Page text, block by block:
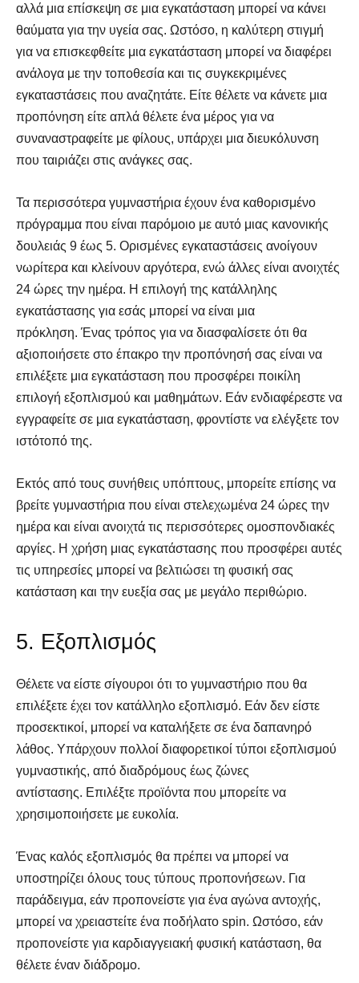
αλλά μια επίσκεψη σε μια εγκατάσταση μπορεί να κάνει
θαύματα για την υγεία σας. Ωστόσο, η καλύτερη στιγμή
για να επισκεφθείτε μια εγκατάσταση μπορεί να διαφέρει
ανάλογα με την τοποθεσία και τις συγκεκριμένες
εγκαταστάσεις που αναζητάτε. Είτε θέλετε να κάνετε μια
προπόνηση είτε απλά θέλετε ένα μέρος για να
συναναστραφείτε με φίλους, υπάρχει μια διευκόλυνση
που ταιριάζει στις ανάγκες σας.
Τα περισσότερα γυμναστήρια έχουν ένα καθορισμένο
πρόγραμμα που είναι παρόμοιο με αυτό μιας κανονικής
δουλειάς 9 έως 5. Ορισμένες εγκαταστάσεις ανοίγουν
νωρίτερα και κλείνουν αργότερα, ενώ άλλες είναι ανοιχτές
24 ώρες την ημέρα. Η επιλογή της κατάλληλης
εγκατάστασης για εσάς μπορεί να είναι μια
πρόκληση. Ένας τρόπος για να διασφαλίσετε ότι θα
αξιοποιήσετε στο έπακρο την προπόνησή σας είναι να
επιλέξετε μια εγκατάσταση που προσφέρει ποικίλη
επιλογή εξοπλισμού και μαθημάτων. Εάν ενδιαφέρεστε να
εγγραφείτε σε μια εγκατάσταση, φροντίστε να ελέγξετε τον
ιστότοπό της.
Εκτός από τους συνήθεις υπόπτους, μπορείτε επίσης να
βρείτε γυμναστήρια που είναι στελεχωμένα 24 ώρες την
ημέρα και είναι ανοιχτά τις περισσότερες ομοσπονδιακές
αργίες. Η χρήση μιας εγκατάστασης που προσφέρει αυτές
τις υπηρεσίες μπορεί να βελτιώσει τη φυσική σας
κατάσταση και την ευεξία σας με μεγάλο περιθώριο.
5. Εξοπλισμός
Θέλετε να είστε σίγουροι ότι το γυμναστήριο που θα
επιλέξετε έχει τον κατάλληλο εξοπλισμό. Εάν δεν είστε
προσεκτικοί, μπορεί να καταλήξετε σε ένα δαπανηρό
λάθος. Υπάρχουν πολλοί διαφορετικοί τύποι εξοπλισμού
γυμναστικής, από διαδρόμους έως ζώνες
αντίστασης. Επιλέξτε προϊόντα που μπορείτε να
χρησιμοποιήσετε με ευκολία.
Ένας καλός εξοπλισμός θα πρέπει να μπορεί να
υποστηρίζει όλους τους τύπους προπονήσεων. Για
παράδειγμα, εάν προπονείστε για ένα αγώνα αντοχής,
μπορεί να χρειαστείτε ένα ποδήλατο spin. Ωστόσο, εάν
προπονείστε για καρδιαγγειακή φυσική κατάσταση, θα
θέλετε έναν διάδρομο.